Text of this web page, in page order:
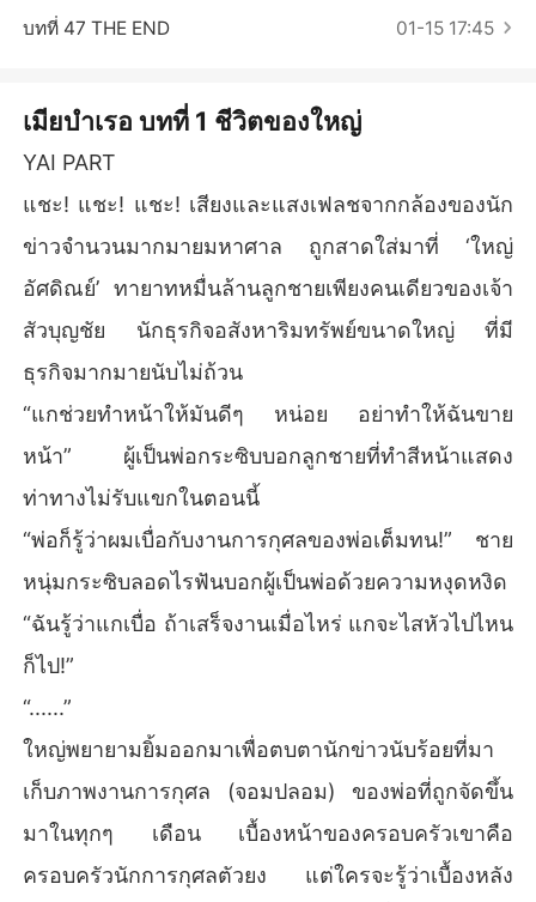
พากันหันมามองตามเสียง รวมถึงคุณใหญ่ที่กำลังมองมาในแวว
	น้ำตาของฉันมันค่อยๆ ไหลลงอาบแก้มทั้งสองข้าง เมื่อได้
ยินประโยคที่พวกเขานั้นพูดคุยกันก่อนหน้านั้น ที่ผ่านมาคุณให
ญ่ไม่เคยรักฉัน มีแต่ฉันที่คิดไปเองว่าเขานั้นรัก แล้วทำไมเขาถึ
งๆ ที่ความรู้สึกเล่านั้น มันไม่เคยมีอยู่จริง!
	“แสดงว่าที่ผ่านมา คุณหลอกฉันมาโดยตลอด” ฉันพูดออก
มาด้วยน้ำเสียงที่สั่นเครือ มันเจ็บเหมือนใจมันจะขาดที่ได้เห็นภ
าพตรงหน้า
	“ช่วยไม่ได้ เธอมันโง่เอง!”
	“คุณทำแบบนี้ทำไม คุณหลอกฉันทำไม!?” ฉันกรีดร้องลั่น
ออกมาจนสุดเสียงที่มี สติของฉันตอนนี้มันแทบไม่มีหลงเหลืออยู่
แล้ว
	“ผู้ชายเวลามันอยากเอา มันก็ทำได้หมดนั่นแหละ!”
	“......” เมื่อได้ยินดังนั้น ฉันจึงเงียบไม่พูดอะไรต่อ มันหมดเรี่
ยวแรงแล้วตอนนี้
บทที่ 47 THE END 01-15 17:45
เมียบำเรอ บทที่ 1 ชีวิตของใหญ่
YAI PART
แชะ! แชะ! แชะ! เสียงและแสงเฟลชจากกล้องของนัก
ข่าวจำนวนมากมายมหาศาล ถูกสาดใส่มาที่ ‘ใหญ่
อัศดิณย์’ ทายาทหมื่นล้านลูกชายเพียงคนเดียวของเจ้า
สัวบุญชัย นักธุรกิจอสังหาริมทรัพย์ขนาดใหญ่ ที่มี
ธุรกิจมากมายนับไม่ถ้วน
“แกช่วยทำหน้าให้มันดีๆ หน่อย อย่าทำให้ฉันขาย
หน้า” ผู้เป็นพ่อกระซิบบอกลูกชายที่ทำสีหน้าแสดง
ท่าทางไม่รับแขกในตอนนี้
“พ่อก็รู้ว่าผมเบื่อกับงานการกุศลของพ่อเต็มทน!” ชาย
หนุ่มกระซิบลอดไรฟันบอกผู้เป็นพ่อด้วยความหงุดหงิด
“ฉันรู้ว่าแกเบื่อ ถ้าเสร็จงานเมื่อไหร่ แกจะไสหัวไปไหน
ก็ไป!”
“......”
ใหญ่พยายามยิ้มออกมาเพื่อตบตานักข่าวนับร้อยที่มา
เก็บภาพงานการกุศล (จอมปลอม) ของพ่อที่ถูกจัดขึ้น
มาในทุกๆ เดือน เบื้องหน้าของครอบครัวเขาคือ
ครอบครัวนักการกุศลตัวยง แต่ใครจะรู้ว่าเบื้องหลัง